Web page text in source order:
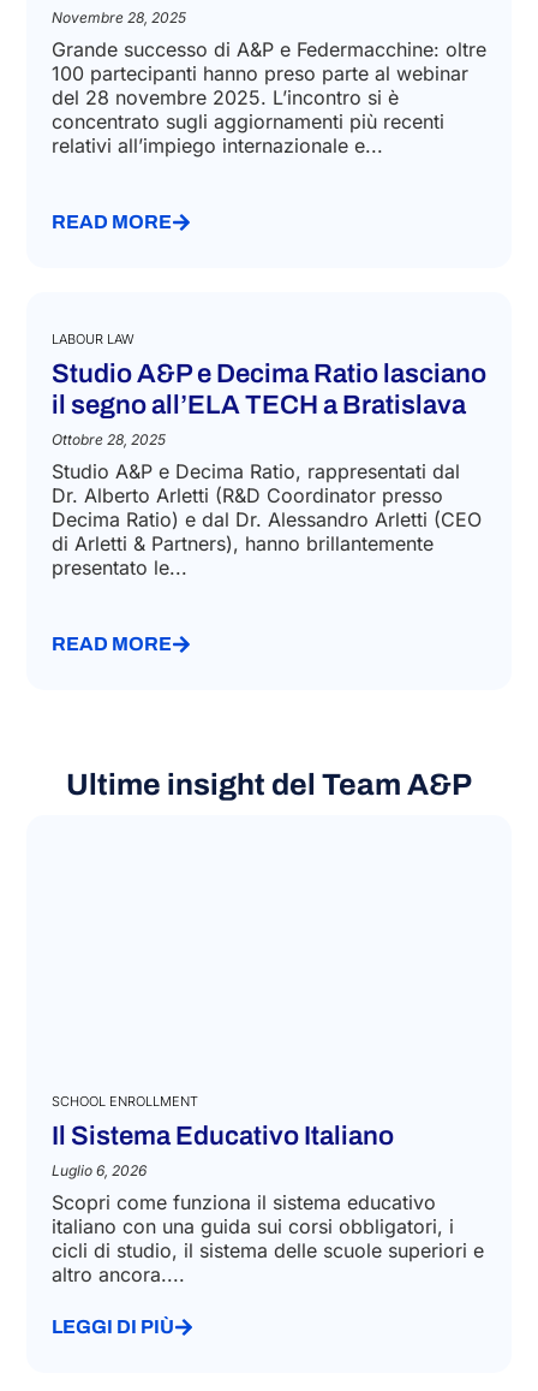
Novembre 28, 2025
Grande successo di A&P e Federmacchine: oltre
100 partecipanti hanno preso parte al webinar
del 28 novembre 2025. L’incontro si è
concentrato sugli aggiornamenti più recenti
relativi all’impiego internazionale e...
READ MORE
LABOUR LAW
Studio A&P e Decima Ratio lasciano
il segno all’ELA TECH a Bratislava
Ottobre 28, 2025
Studio A&P e Decima Ratio, rappresentati dal
Dr. Alberto Arletti (R&D Coordinator presso
Decima Ratio) e dal Dr. Alessandro Arletti (CEO
di Arletti & Partners), hanno brillantemente
presentato le...
READ MORE
Ultime insight del Team A&P
SCHOOL ENROLLMENT
Il Sistema Educativo Italiano
Luglio 6, 2026
Scopri come funziona il sistema educativo
italiano con una guida sui corsi obbligatori, i
cicli di studio, il sistema delle scuole superiori e
altro ancora....
LEGGI DI PIÙ